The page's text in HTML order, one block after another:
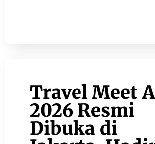
Travel Meet
2026 Resmi
Dibuka di